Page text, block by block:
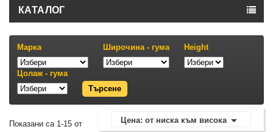
КАТАЛОГ
Марка Широчина - гума Height
Цолаж - гума
Цена: от ниска към висока
Показани са 1-15 от